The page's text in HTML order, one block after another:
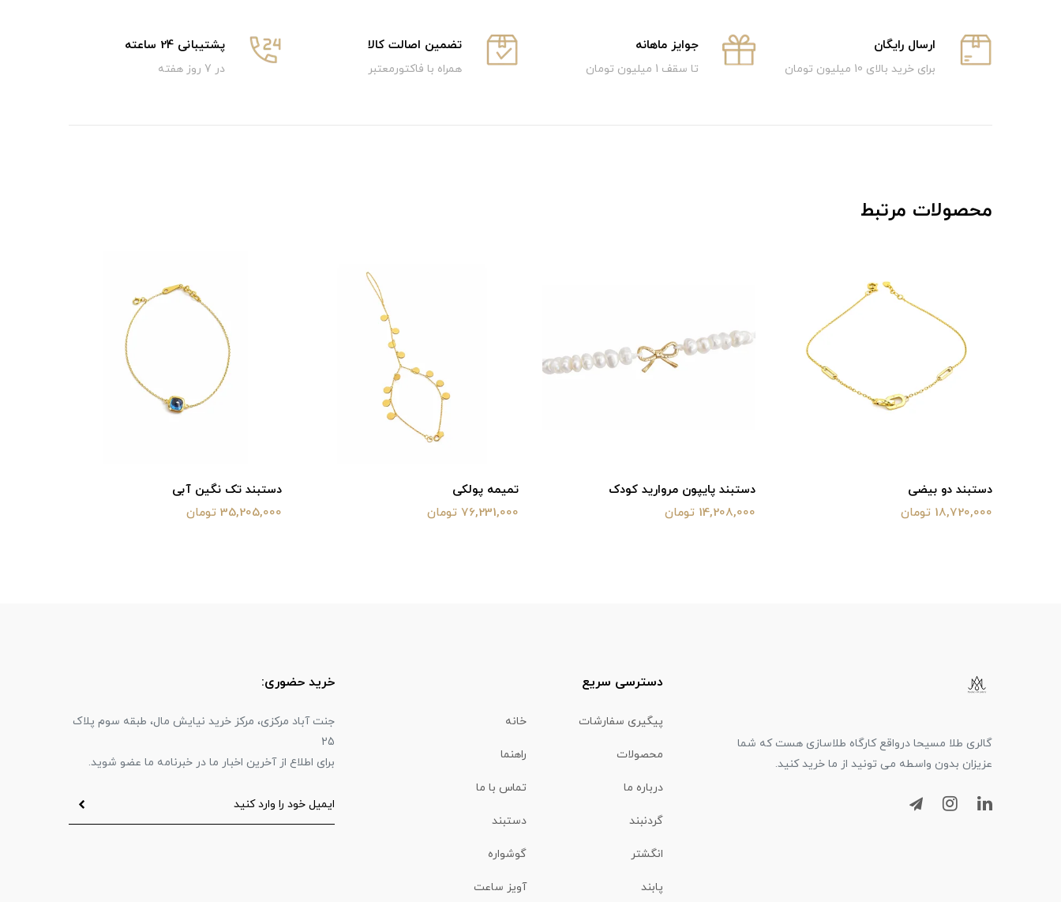
ارسال رایگان
برای خرید بالای 10 میلیون تومان
جوایز ماهانه
تا سقف 1 میلیون تومان
تضمین اصالت کالا
همراه با فاکتورمعتبر
پشتیبانی 24 ساعته
در 7 روز هفته
محصولات مرتبط
دستبند دو بیضی
18,720,000 تومان
دستبند پایپون مروارید کودک
14,208,000 تومان
تمیمه پولکی
76,231,000 تومان
دستبند تک نگین آبی
35,205,000 تومان
گالری طلا مسیحا درواقع کارگاه طلاسازی هست که شما
عزیزان بدون واسطه می تونید از ما خرید کنید.
دسترسی سریع
پیگیری سفارشات خانه
محصولات راهنما
درباره ما تماس با ما
گردنبند دستبند
انگشتر گوشواره
پابند آویز ساعت
خرید حضوری:
جنت آباد مرکزی، مرکز خرید نیایش مال، طبقه سوم پلاک
25
برای اطلاع از آخرین اخبار ما در خبرنامه ما عضو شوید.